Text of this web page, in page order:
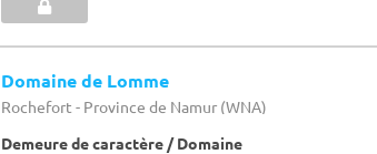
Domaine de Lomme
Rochefort - Province de Namur (WNA)
Demeure de caractère / Domaine